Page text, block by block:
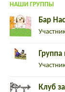
НАШИ ГРУППЫ
Бар
Клуб